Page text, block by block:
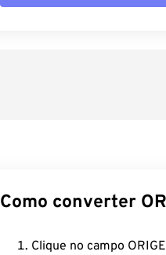
Como converter
Clique no campo